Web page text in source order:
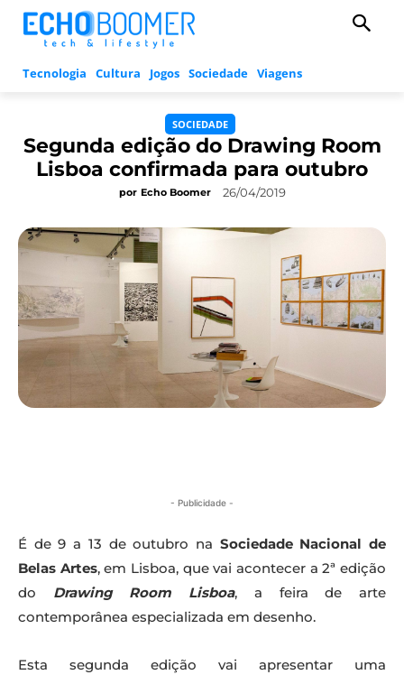
Tecnologia Cultura Jogos Sociedade Viagens
SOCIEDADE
Segunda edição do Drawing Room
Lisboa confirmada para outubro
por Echo Boomer 26/04/2019
- Publicidade -
É de 9 a 13 de outubro na Sociedade Nacional de
Belas Artes, em Lisboa, que vai acontecer a 2ª edição
do Drawing Room Lisboa, a feira de arte
contemporânea especializada em desenho.
Esta segunda edição vai apresentar uma